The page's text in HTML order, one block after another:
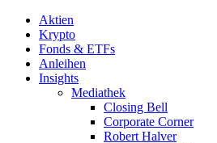
Aktien
Krypto
Fonds & ETFs
Anleihen
Insights
Mediathek
Closing Bell
Corporate Corner
Robert Halver